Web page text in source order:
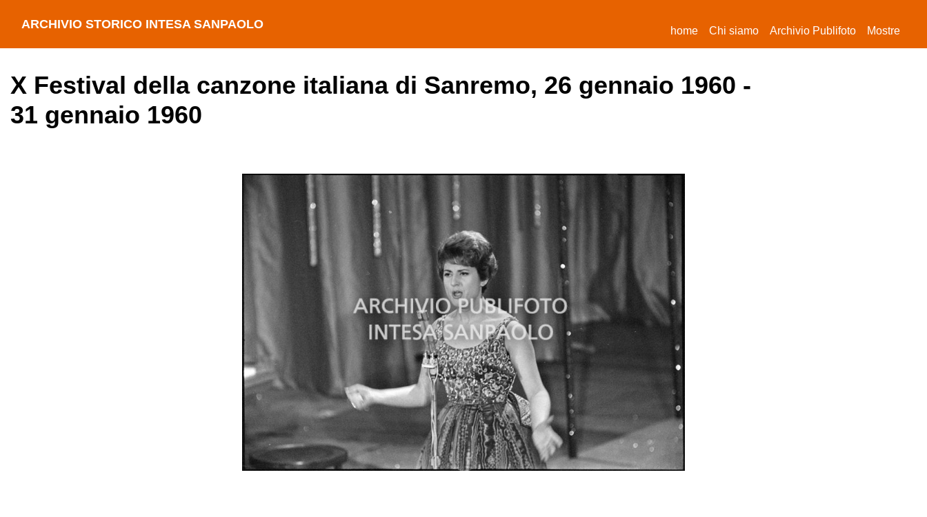
ARCHIVIO STORICO INTESA SANPAOLO home(current)
Chi siamo Archivio Publifoto Mostre
X Festival della canzone italiana di Sanremo, 26 gennaio 1960 -
31 gennaio 1960